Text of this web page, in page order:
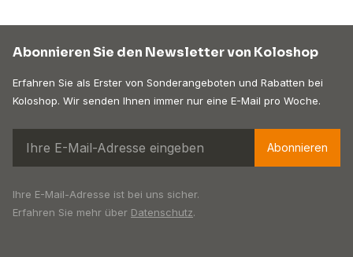
Abonnieren Sie den Newsletter von Koloshop
Erfahren Sie als Erster von Sonderangeboten und Rabatten bei
Koloshop. Wir senden Ihnen immer nur eine E-Mail pro Woche.
Abonnieren
Ihre E-Mail-Adresse ist bei uns sicher.
Erfahren Sie mehr über Datenschutz.